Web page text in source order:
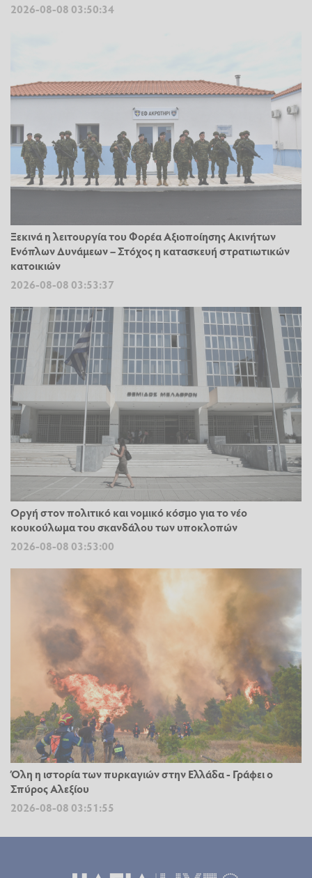
2026-08-08 03:50:34
Ξεκινά η λειτουργία του Φορέα Αξιοποίησης Ακινήτων
Ενόπλων Δυνάμεων – Στόχος η κατασκευή στρατιωτικών
κατοικιών
2026-08-08 03:53:37
Οργή στον πολιτικό και νομικό κόσμο για το νέο
κουκούλωμα του σκανδάλου των υποκλοπών
2026-08-08 03:53:00
Όλη η ιστορία των πυρκαγιών στην Ελλάδα - Γράφει ο
Σπύρος Αλεξίου
2026-08-08 03:51:55